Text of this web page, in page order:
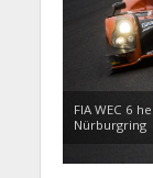
FIA WEC 6
Nürburgring